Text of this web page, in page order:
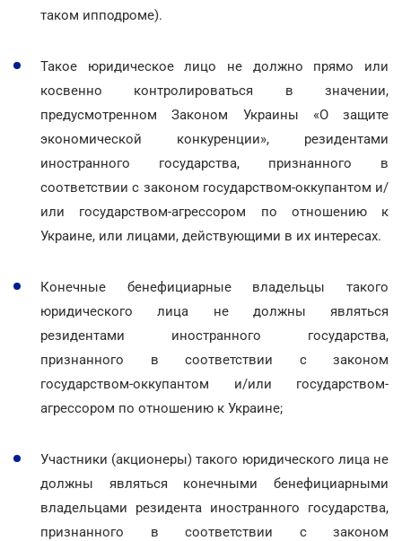
таком ипподроме).
Такое юридическое лицо не должно прямо или
косвенно контролироваться в значении,
предусмотренном Законом Украины «О защите
экономической конкуренции», резидентами
иностранного государства, признанного в
соответствии с законом государством-оккупантом и/
или государством-агрессором по отношению к
Украине, или лицами, действующими в их интересах.
Конечные бенефициарные владельцы такого
юридического лица не должны являться
резидентами иностранного государства,
признанного в соответствии с законом
государством-оккупантом и/или государством-
агрессором по отношению к Украине;
Участники (акционеры) такого юридического лица не
должны являться конечными бенефициарными
владельцами резидента иностранного государства,
признанного в соответствии с законом